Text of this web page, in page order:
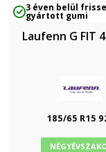
3 éven belül
gyártott gumi
Laufenn G FIT
185/65 R15